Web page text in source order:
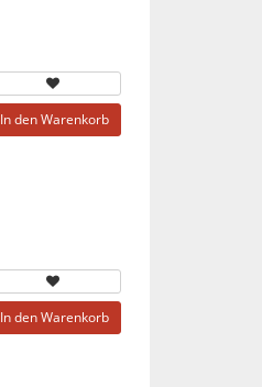
In den Warenkorb
In den Warenkorb